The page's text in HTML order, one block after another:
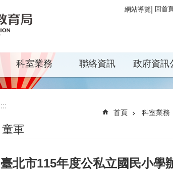
網站導覽 回首
科室業務 聯絡資訊 政府資訊
:::
首頁 科室業務
童軍
臺北市115年度公私立國民小學